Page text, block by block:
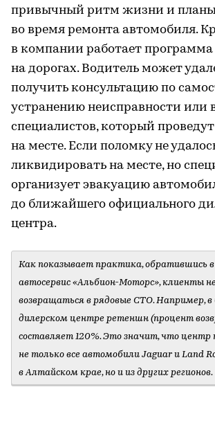
привычный ритм жизни и
во время ремонта автомобиля.
в компании работает
на дорогах. Водитель может
получить консультацию по
устранению неисправности или
специалистов, который
на месте. Если поломку не
ликвидировать на месте, но
организует эвакуацию
до ближайшего официального
центра.
Как показывает практика, обратившись
автосервис «Альбион-Моторс», клиенты
возвращаться в рядовые СТО. Например,
дилерском центре ретеншн (процент
составляет 120%. Это значит, что
не только все автомобили Jaguar и Land
в Алтайском крае, но и из других регионов.